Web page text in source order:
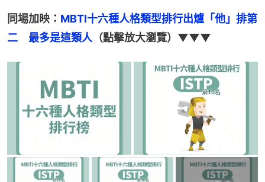
同場加映： MBTI十六種人格類型排行出爐「他」排第
二　最多是這類人 （點擊放大瀏覽）▼▼▼